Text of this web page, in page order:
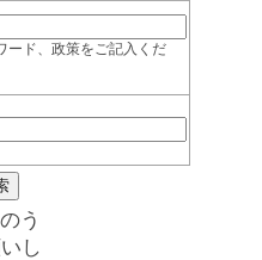
ード、政策をご記入くだ
う
し